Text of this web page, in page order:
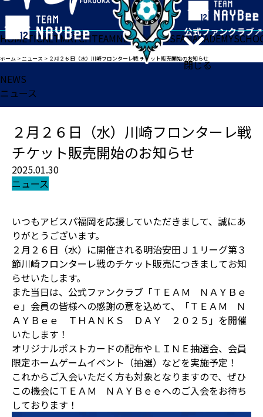
閉じる
HOMETICKETMATCHTEAMNEWSGOODSFANACADEMY
ホーム >ニュース > ２月２６日（水）川崎フロンターレ戦 チケット販売開始のお知らせ
NEWS
ニュース
２月２６日（水）川崎フロンターレ戦
チケット販売開始のお知らせ
2025.01.30
ニュース
いつもアビスパ福岡を応援していただきまして、誠にあ
りがとうございます。
２月２６日（水）に開催される明治安田Ｊ１リーグ第３
節川崎フロンターレ戦のチケット販売につきましてお知
らせいたします。
また当日は、公式ファンクラブ「ＴＥＡＭ ＮＡＹＢｅ
ｅ」会員の皆様への感謝の意を込めて、「ＴＥＡＭ Ｎ
ＡＹＢｅｅ ＴＨＡＮＫＳ ＤＡＹ ２０２５」を開催
いたします！
オリジナルポストカードの配布やＬＩＮＥ抽選会、会員
限定ホームゲームイベント（抽選）などを実施予定！
これからご入会いただく方も対象となりますので、ぜひ
この機会にＴＥＡＭ ＮＡＹＢｅｅへのご入会をお待ち
しております！